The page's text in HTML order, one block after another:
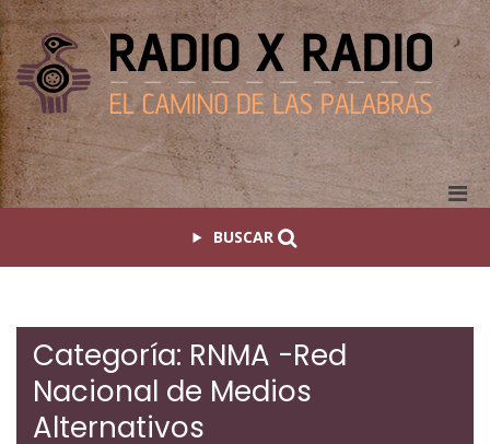
Saltar
al
contenido
de las
BUSCAR
Categoría: RNMA -Red
Nacional de Medios
Alternativos